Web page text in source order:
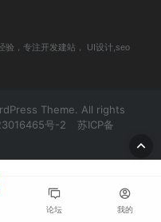
验，专注开发建站， UI设计,seo
Theme. All rights
号-2
苏ICP备
论坛 我的